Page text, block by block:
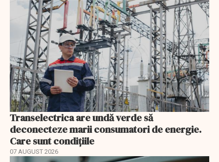
Transelectrica are undă verde să
deconecteze marii consumatori de energie.
Care sunt condițiile
07 AUGUST 2026